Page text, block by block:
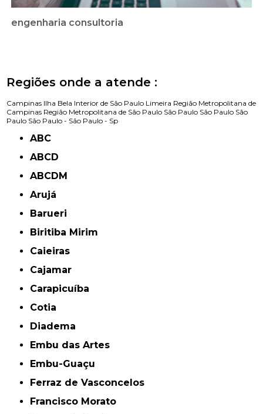
engenharia consultoria
Regiões onde a atende :
Campinas Ilha Bela Interior de São Paulo Limeira Região Metropolitana de
Campinas Região Metropolitana de São Paulo São Paulo São Paulo São
Paulo São Paulo - São Paulo - Sp
ABC
ABCD
ABCDM
Arujá
Barueri
Biritiba Mirim
Caieiras
Cajamar
Carapicuíba
Cotia
Diadema
Embu das Artes
Embu-Guaçu
Ferraz de Vasconcelos
Francisco Morato